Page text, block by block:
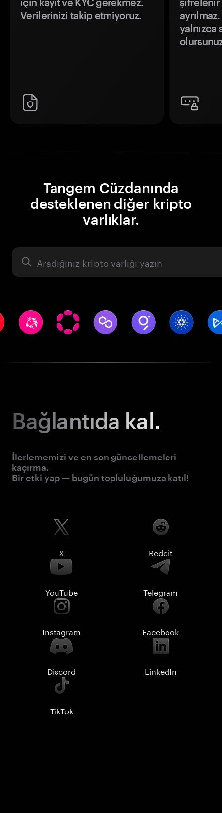
için kayıt ve KYC gerekmez.
Verilerinizi takip etmiyoruz.
şifrelenir
yalnızca
Tangem Cüzdanında
desteklenen diğer kripto
varlıklar.
Varlık
Bağlantıda kal.
İlerlememizi ve en son güncellemeleri
kaçırma.
Bir etki yap — bugün topluluğumuza katıl!
X Reddit
YouTube Telegram
Instagram Facebook
Discord LinkedIn
TikTok